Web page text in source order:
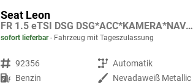
Seat Leon
FR 1.5 eTSI DSG DSG*ACC*KAMERA*NAVI*FULL-LINK*LENKRADHEIZUNG*3-ZONE KLIMAAUTOMATIK
sofort lieferbar Fahrzeug mit Tageszulassung
Fahrzeugnr. 92356 Getriebe Automatik
Kraftstoff Benzin Außenfarbe Nevadaweiß Metallic